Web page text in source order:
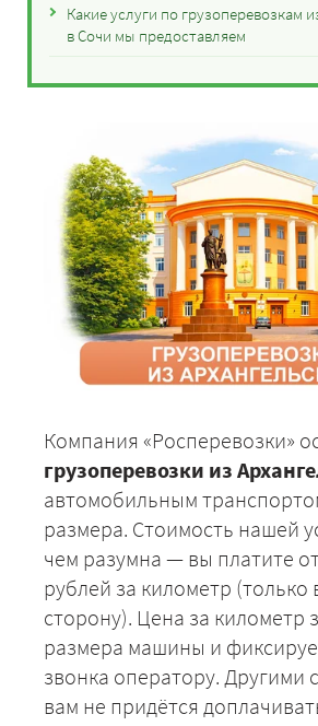
Какие услуги по грузоперевозкам
в Сочи мы предоставляем
Компания «Росперевозки»
грузоперевозки из
автомобильным
размера. Стоимость нашей
чем разумна — вы платите
рублей за километр (только
сторону). Цена за километр
размера машины и
звонка оператору. Другими
вам не придётся